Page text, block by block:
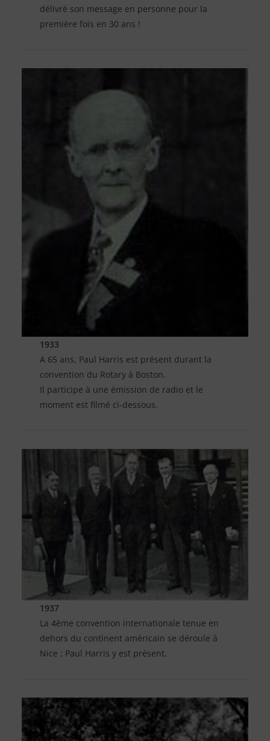
délivré son message en personne pour la
première fois en 30 ans !
1933
A 65 ans, Paul Harris est présent durant la
convention du Rotary à Boston.
Il participe à une émission de radio et le
moment est filmé ci-dessous.
1937
La 4ème convention internationale tenue en
dehors du continent américain se déroule à
Nice ; Paul Harris y est présent.